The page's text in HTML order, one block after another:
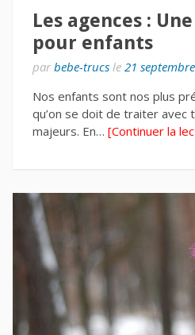
Les agences :
pour enfants
par bebe-trucs le 21
Nos enfants sont nos plus
qu’on se doit de traiter avec
majeurs. En… [Continuer la